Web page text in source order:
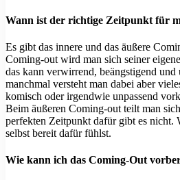
Wann ist der richtige Zeitpunkt für
Es gibt das innere und das äußere
Coming-out wird man sich seiner
das kann verwirrend, beängstigend und
manchmal versteht man dabei aber
komisch oder irgendwie unpassend
Beim äußeren Coming-out teilt man
perfekten Zeitpunkt dafür gibt es nicht.
selbst bereit dafür fühlst.
Wie kann ich das Coming-Out